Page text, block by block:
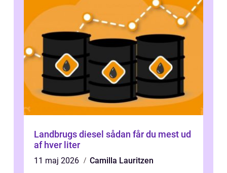
Landbrugs diesel sådan får du mest ud
af hver liter
11 maj 2026
Camilla Lauritzen